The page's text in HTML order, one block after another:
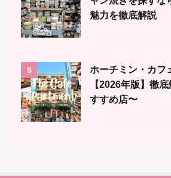
魅力を徹底解説
5
ホーチミン・カフ
【2026年版】徹
すすめ店〜